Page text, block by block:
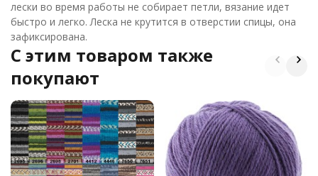
лески во время работы не собирает петли, вязание идет
быстро и легко. Леска не крутится в отверстии спицы, она
зафиксирована.
C этим товаром также
покупают